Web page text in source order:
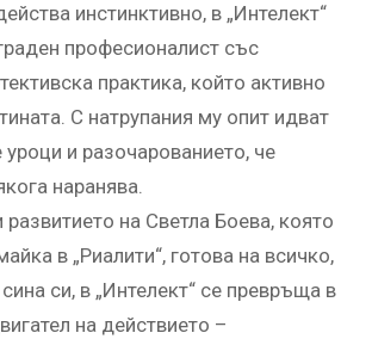
инстинктивно, в „Интелект“
професионалист със
практика, който активно
С натрупания му опит идват
уроци и разочарованието, че
наранява.
развитието на Светла Боева, която
в „Риалити“, готова на всичко,
си, в „Интелект“ се превръща в
на действието –